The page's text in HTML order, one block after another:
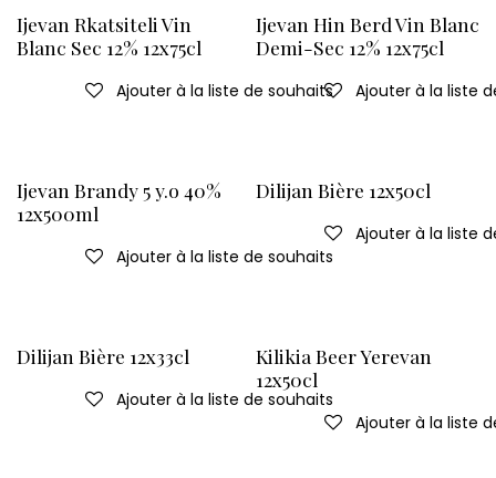
Ijevan Rkatsiteli Vin
Blanc Sec 12% 12x75cl
Ajouter à la liste de souhaits
Ijevan Hin Berd Vin Blanc
Demi-Sec 12% 12x75cl
Ajouter à la liste
Ijevan Brandy 5 y.o 40%
12x500ml
Ajouter à la liste de souhaits
Dilijan Bière 12x50cl
Ajouter à la liste
Dilijan Bière 12x33cl
Ajouter à la liste de souhaits
Kilikia Beer Yerevan
12x50cl
Ajouter à la liste